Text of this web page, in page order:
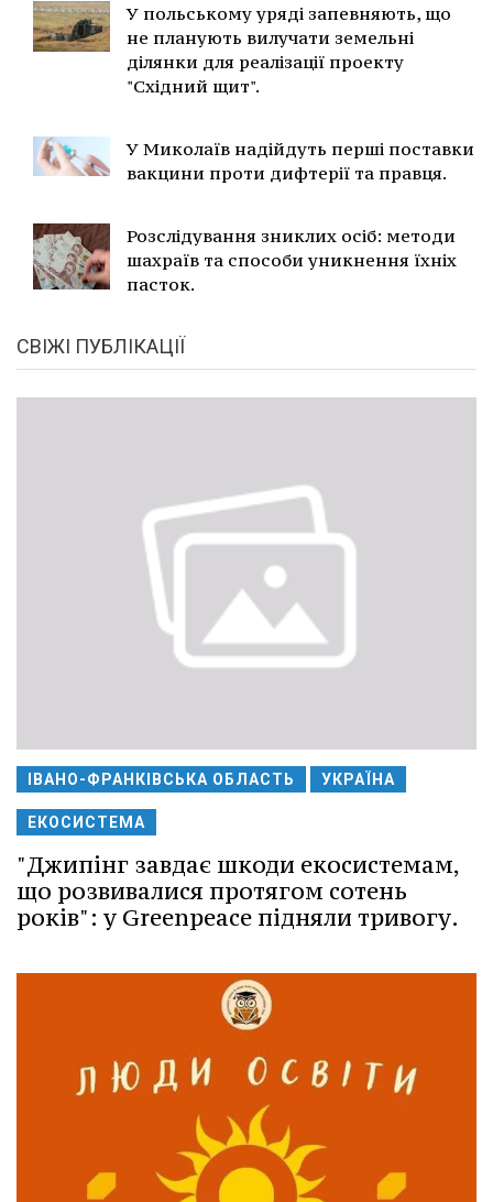
У польському уряді запевняють, що
не планують вилучати земельні
ділянки для реалізації проекту
"Східний щит".
У Миколаїв надійдуть перші поставки
вакцини проти дифтерії та правця.
Розслідування зниклих осіб: методи
шахраїв та способи уникнення їхніх
пасток.
СВІЖІ ПУБЛІКАЦІЇ
ІВАНО-ФРАНКІВСЬКА ОБЛАСТЬ УКРАЇНА
ЕКОСИСТЕМА
"Джипінг завдає шкоди екосистемам,
що розвивалися протягом сотень
років": у Greenpeace підняли тривогу.